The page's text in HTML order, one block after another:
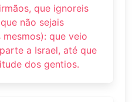
que ignoreis
não sejais
que veio
a Israel, até que
dos gentios.